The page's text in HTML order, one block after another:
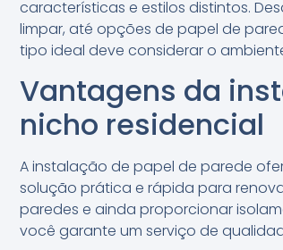
características e estilos distintos.
limpar, até opções de papel de
tipo ideal deve considerar o
Vantagens da
nicho residencial
A instalação de papel de parede
solução prática e rápida para
paredes e ainda proporcionar
você garante um serviço de